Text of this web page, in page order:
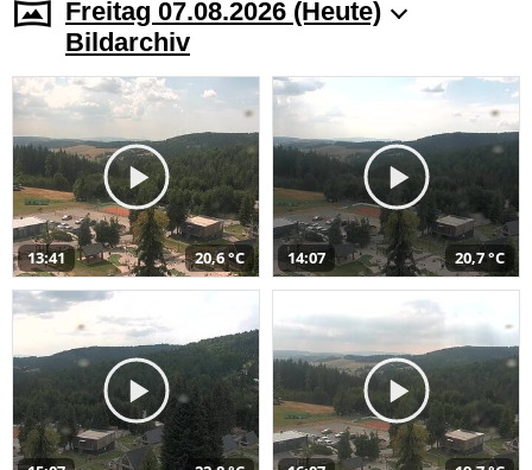
Freitag 07.08.2026 (Heute)
Bildarchiv
13:41 20,6 °C 14:07 20,7 °C